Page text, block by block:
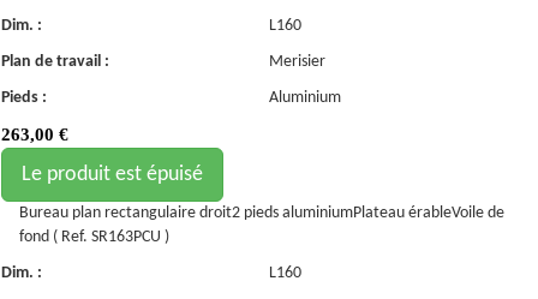
Dim. :
L160
Plan de travail :
Merisier
Pieds :
Aluminium
263,00 €
Le produit est épuisé
Bureau plan rectangulaire droit2 pieds aluminiumPlateau érableVoile de
fond ( Ref. SR163PCU )
Dim. :
L160